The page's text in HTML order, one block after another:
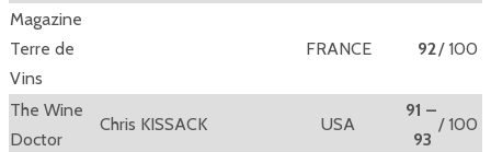
Magazine
Terre de
Vins
FRANCE 92/ 100
The Wine
Doctor
Chris KISSACK USA
91 –
93
/ 100